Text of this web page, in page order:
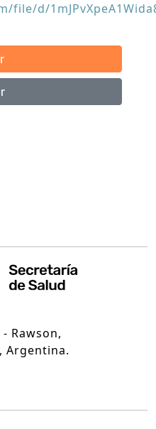
file/d/
Rawson,
Argentina.